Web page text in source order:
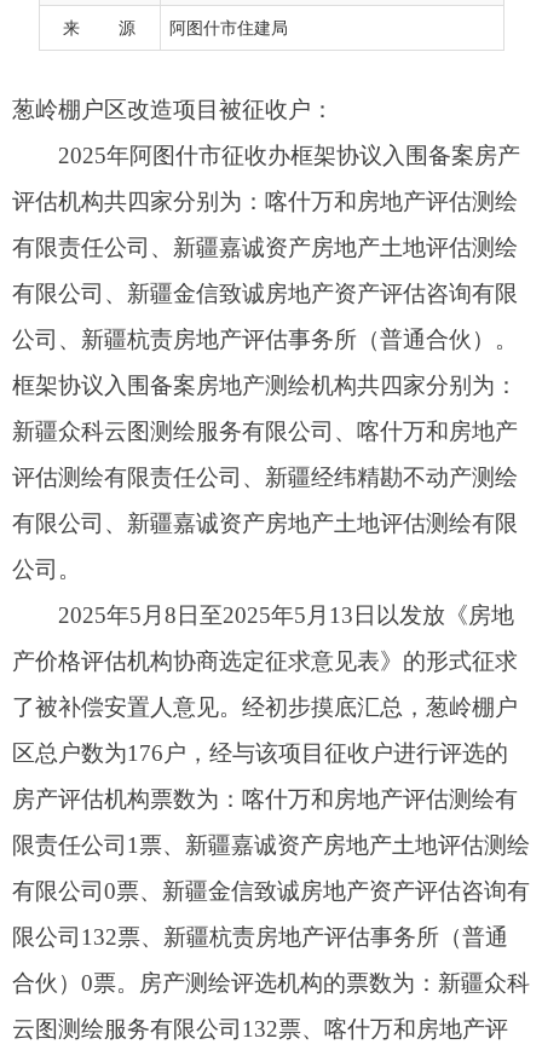
来 源
阿图什市住建局
有限责任公司、新疆嘉诚资产房地产土地评估测绘
公司、新疆杭责房地产评估事务所（普通合伙）。
新疆众科云图测绘服务有限公司、喀什万和房地产
评估测绘有限责任公司、新疆经纬精勘不动产测绘
有限公司、新疆嘉诚资产房地产土地评估测绘有限
公司。
2025年5月8日至2025年5月13日以发放《房地
了被补偿安置人意见。经初步摸底汇总，葱岭棚户
区总户数为176户，经与该项目征收户进行评选的
房产评估机构票数为：喀什万和房地产评估测绘有
限责任公司1票、新疆嘉诚资产房地产土地评估测绘
有限公司0票、新疆金信致诚房地产资产评估咨询
合伙）0票。房产
测绘 评选机构的票数为：新疆众科
云图测绘服务有限公司132票、喀什万和房地产评
估 测绘有限责任公司0票、新疆经纬精勘不动产 测绘
有限公司0票、新疆嘉诚资产房地产土地评估测绘有
限公司1票。经与该征收项目被补偿安置人协商，并
户（其中已安置7户、36户拒绝选取评估公司）。
根据《新疆维吾尔自治区实施<国有土地上房
屋征收与补偿条例>办法》第三章第二十三条房地
产价格评估机构由被征收人协商选定，经统计，超
过三分之二的被征收人同意选择新疆金信致诚房地